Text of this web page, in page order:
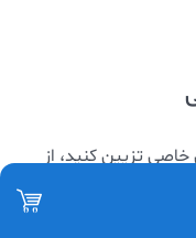
تزیین کنید، از
میوه خشک شب